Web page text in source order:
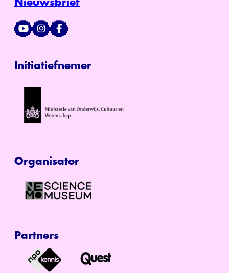
Initiatiefnemer
Organisator
Partners